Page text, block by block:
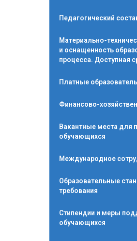
Педагогический
Материально-
и оснащенность
процесса. Доступная
Платные
Финансово-
Вакантные места для
обучающихся
Международное
Образовательные
требования
Стипендии и меры
обучающихся